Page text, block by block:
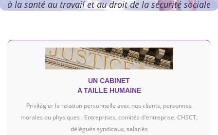
à la santé au travail et au droit de la sécurité sociale
UN CABINET
A TAILLE HUMAINE
Privilégier la relation personnelle avec nos clients, personnes
morales ou physiques : Entreprises, comités d'entreprise, CHSCT,
délégués syndicaux, salariés